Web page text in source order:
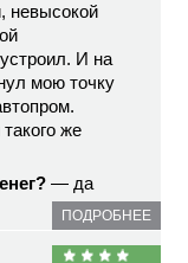
невысокой
И на
мою точку
же
— да
ПОДРОБНЕЕ